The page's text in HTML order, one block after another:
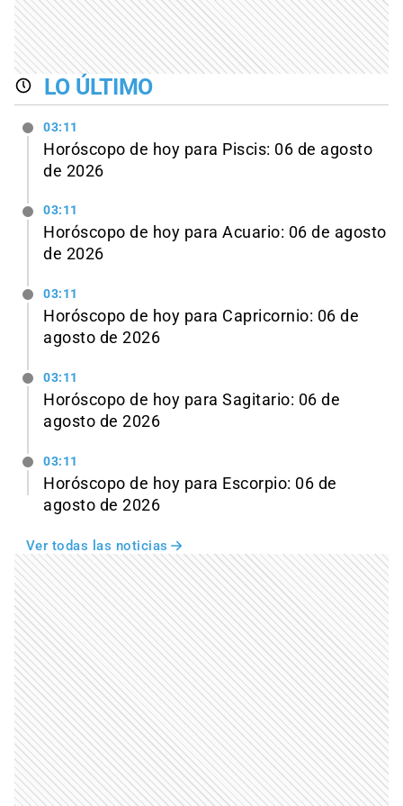
LO ÚLTIMO
03:11
Horóscopo de hoy para Piscis: 06 de agosto
de 2026
03:11
Horóscopo de hoy para Acuario: 06 de agosto
de 2026
03:11
Horóscopo de hoy para Capricornio: 06 de
agosto de 2026
03:11
Horóscopo de hoy para Sagitario: 06 de
agosto de 2026
03:11
Horóscopo de hoy para Escorpio: 06 de
agosto de 2026
Ver todas las noticias